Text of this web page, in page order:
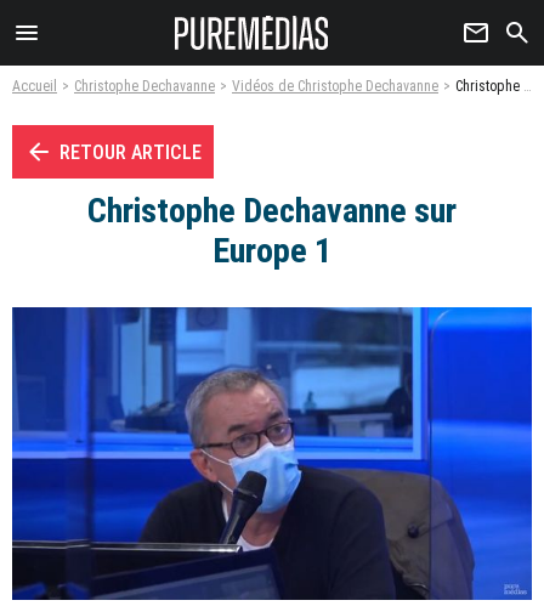
menu newsletter search
Accueil Christophe Dechavanne Vidéos de Christophe Dechavanne Christophe Dechavanne sur Europe 1 - Vidéo
arrow_left RETOUR ARTICLE
Christophe Dechavanne sur
Europe 1